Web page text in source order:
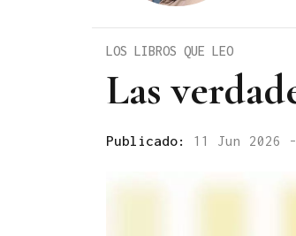
Las
LOS LIBROS QUE LEO
Publicado: 11 Jun 2026